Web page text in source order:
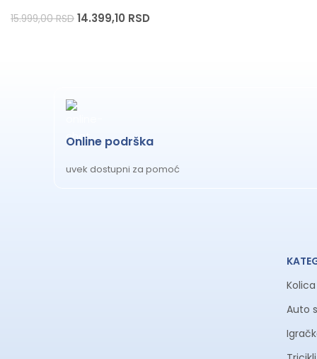
15.999,00RSD 14.399,10 RSD
Online podrška
uvek dostupni za pomoć
Auto